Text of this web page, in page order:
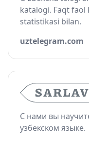
katalogi. Faqt faol
statistikasi bilan.
uztelegram.com
С нами вы
узбекском языке.